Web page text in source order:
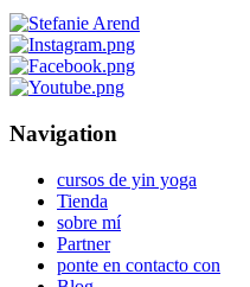
Navigation
cursos de yin yoga
Tienda
sobre mí
Partner
ponte en contacto con